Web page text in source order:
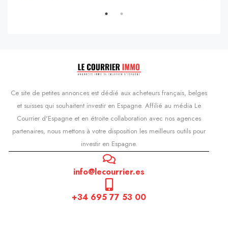
Ce site de petites annonces est dédié aux acheteurs français, belges
et suisses qui souhaitent investir en Espagne. Affilié au média Le
Courrier d'Espagne et en étroite collaboration avec nos agences
partenaires, nous mettons à votre disposition les meilleurs outils pour
investir en Espagne.
info@lecourrier.es
+34 695 77 53 00